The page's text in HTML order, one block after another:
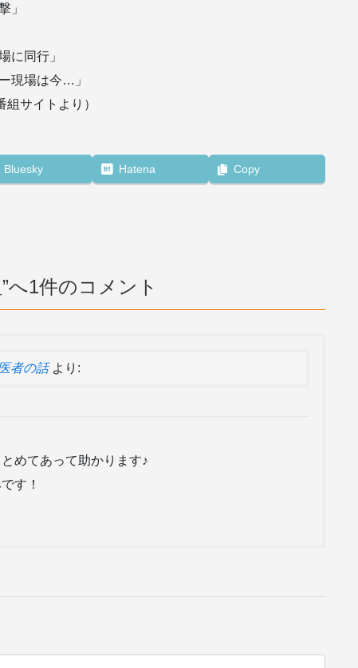
」
に同行」
現場は今…」
サイトより）
Bluesky Hatena Copy
”へ1件のコメント
者の話 より:
めてあって助かります♪
す！